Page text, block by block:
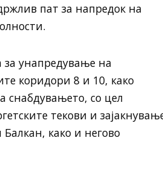
пат за напредок на
за унапредување на
коридори 8 и 10, како
снабдувањето, со цел
текови и
како и негово